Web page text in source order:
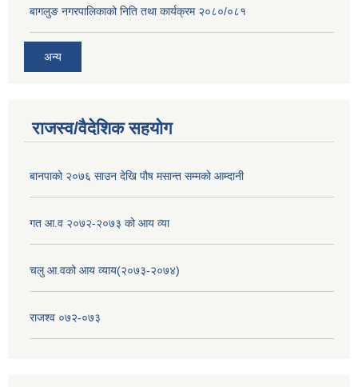
बागलुङ नगरपालिकाको निति तथा कार्यक्रम २०८०/०८१
अन्य
राजस्व/वैदेशिक सहयोग
बानपाको २०७६ साउन देखि पौष मसान्त सम्मको आम्दानी
गत आ.व २०७२-२०७३ को आय व्या
चलु आ.वको आय व्याय(२०७३-२०७४)
राजश्व ०७२-०७३